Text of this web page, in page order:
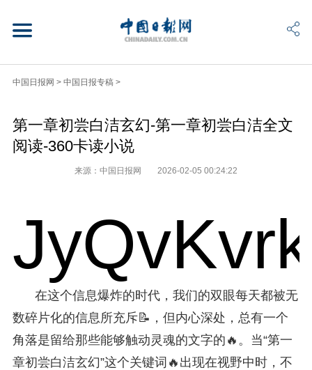
中国日报网 > 中国日报专稿 >
第一章初尝白洁玄幻-第一章初尝白洁全文
阅读-360卡读小说
来源：中国日报网 2026-02-05 00:24:22
在这个信息爆炸的时代，我们的双眼每天都被无
数碎片化的信息所充斥📝，但内心深处，总有一个
角落是留给那些能够触动灵魂的文字的🔥。当“第一
章初尝白洁玄幻”这个关键词🔥出现在视野中时，不